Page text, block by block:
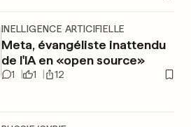
INELLIGENCE ARTICIFIELLE
Meta, évangéliste inattendu
de l'IA en «open source»
1 1 12